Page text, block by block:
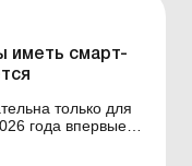
иметь смарт-
только для
года впервые
Место,